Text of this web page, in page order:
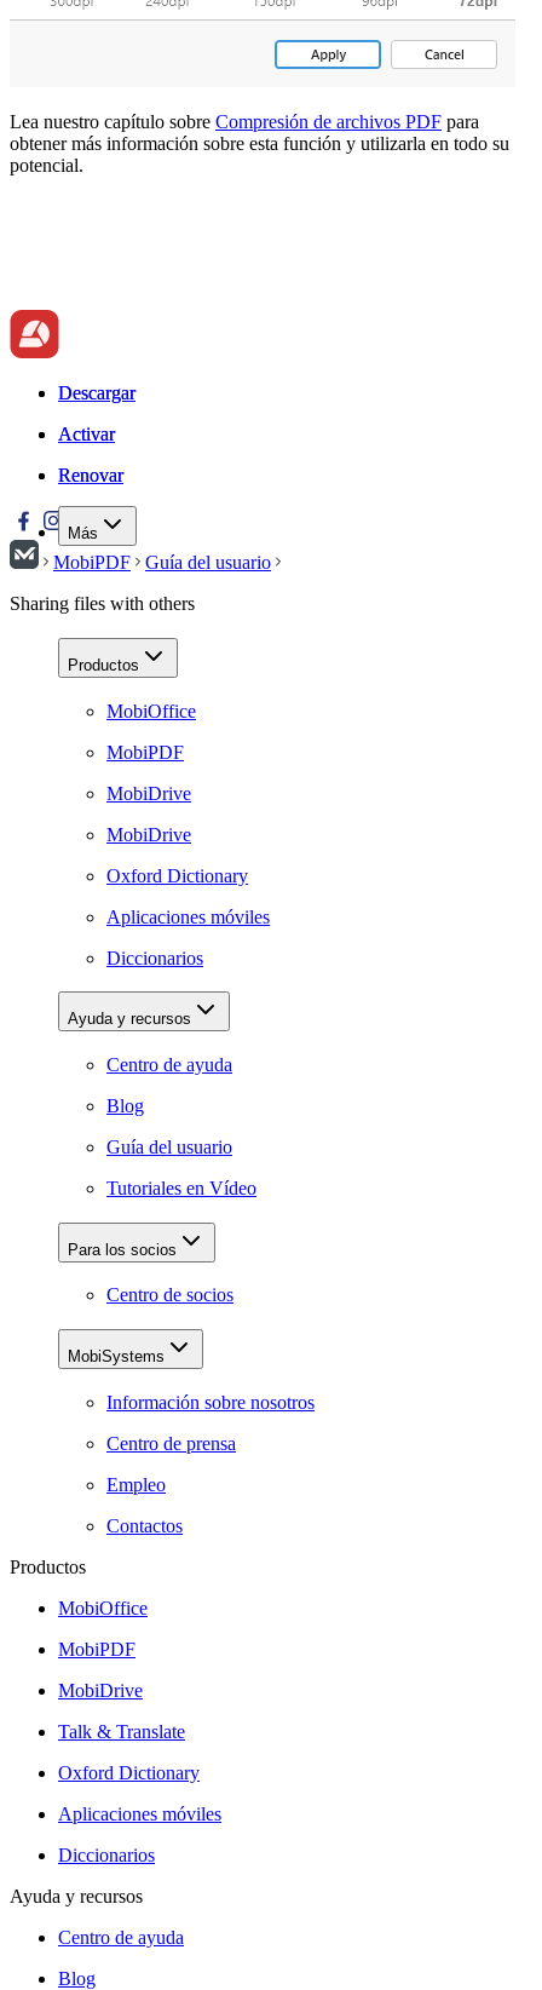
Lea nuestro capítulo sobre Compresión de archivos PDF para
obtener más información sobre esta función y utilizarla en todo su
potencial.
Descargar
Activar
Renovar
Más
Descargar
Activar
Renovar
MobiPDF
Guía del usuario
Sharing files with others
Productos
MobiOffice
MobiPDF
MobiDrive
MobiDrive
Oxford Dictionary
Aplicaciones móviles
Diccionarios
Ayuda y recursos
Centro de ayuda
Blog
Guía del usuario
Tutoriales en Vídeo
Para los socios
Centro de socios
MobiSystems
Información sobre nosotros
Centro de prensa
Empleo
Contactos
Productos
MobiOffice
MobiPDF
MobiDrive
Talk & Translate
Oxford Dictionary
Aplicaciones móviles
Diccionarios
Ayuda y recursos
Centro de ayuda
Blog